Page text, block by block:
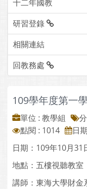
十二年國教
研習登錄
相關連結
回教務處
109學年度第一
單位 : 教學組
點閱 : 1014
日
日期：109年10月31
地點：五樓視聽教室
講師：東海大學財金